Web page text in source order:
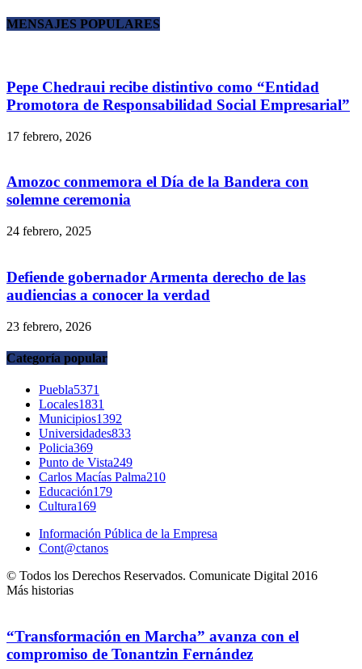
MENSAJES POPULARES
Pepe Chedraui recibe distintivo como “Entidad
Promotora de Responsabilidad Social Empresarial”
17 febrero, 2026
Amozoc conmemora el Día de la Bandera con
solemne ceremonia
24 febrero, 2025
Defiende gobernador Armenta derecho de las
audiencias a conocer la verdad
23 febrero, 2026
Categoría popular
Puebla5371
Locales1831
Municipios1392
Universidades833
Policia369
Punto de Vista249
Carlos Macías Palma210
Educación179
Cultura169
Información Pública de la Empresa
Cont@ctanos
© Todos los Derechos Reservados. Comunicate Digital 2016
Más historias
“Transformación en Marcha” avanza con el
compromiso de Tonantzin Fernández